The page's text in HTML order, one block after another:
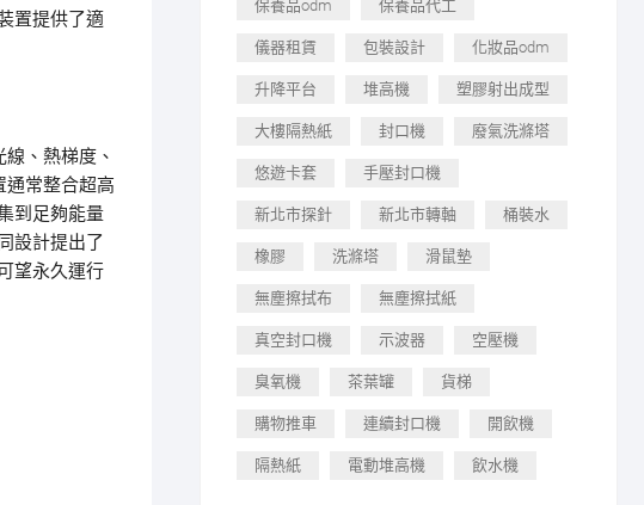
置提供了適
、熱梯度、
常整合超高
到足夠能量
設計提出了
望永久運行
保養品odm 保養品代工
儀器租賃 包裝設計 化妝品odm
升降平台 堆高機 塑膠射出成型
大樓隔熱紙 封口機 廢氣洗滌塔
悠遊卡套 手壓封口機
新北市探針 新北市轉軸 桶裝水
橡膠 洗滌塔 滑鼠墊
無塵擦拭布 無塵擦拭紙
真空封口機 示波器 空壓機
臭氧機 茶葉罐 貨梯
購物推車 連續封口機 開飲機
隔熱紙 電動堆高機 飲水機